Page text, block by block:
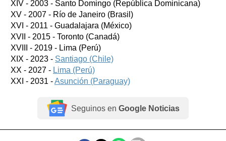
XIV - 2003 - Santo Domingo (República Dominicana)
XV - 2007 - Río de Janeiro (Brasil)
XVI - 2011 - Guadalajara (México)
XVII - 2015 - Toronto (Canadá)
XVIII - 2019 - Lima (Perú)
XIX - 2023 - Santiago (Chile)
XX - 2027 - Lima (Perú)
XXI - 2031 -Asunción (Paraguay)
Seguinos en Google Noticias